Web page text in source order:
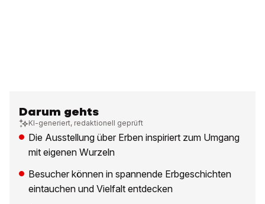
Darum gehts
KI-generiert, redaktionell geprüft
Die Ausstellung über Erben inspiriert zum Umgang
mit eigenen Wurzeln
Besucher können in spannende Erbgeschichten
eintauchen und Vielfalt entdecken